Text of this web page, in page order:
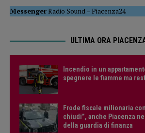
MessengerRadio Sound–Piacenza24
ULTIMA ORA
Incendio in un
spegnere le fiamme ma
Frode fiscale milionaria
chiudi”, anche Piacenza
della guardia di finanza